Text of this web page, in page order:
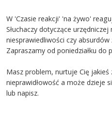
W 'Czasie reakcji' 'na żywo'
Słuchaczy dotyczące
niesprawiedliwości czy
Zapraszamy od poniedziałku do
Masz problem, nurtuje Cię
nieprawidłowość a może dzieje
lub napisz.